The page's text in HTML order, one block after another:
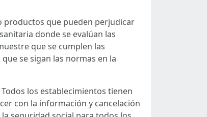
productos que pueden perjudicar
donde se evalúan las
que se cumplen las
se sigan las normas en la
los establecimientos tienen
con la información y cancelación